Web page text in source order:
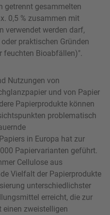
getrennt gesammelten
0,5 % zusammen mit
verwendet werden darf,
praktischen Gründen
feuchten Bioabfällen)".
Nutzungen von
und von Papier
Papierprodukte können
problematisch
in Europa hat zur
Papiervarianten geführt.
Cellulose aus
Vielfalt der Papierprodukte
unterschiedlichster
erreicht, die zur
einen zweistelligen